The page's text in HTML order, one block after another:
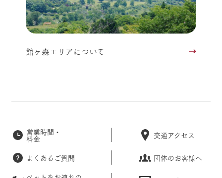
館ヶ森エリアについて
営業時間・
料金 交通アクセス
よくあるご質問
団体のお客様へ